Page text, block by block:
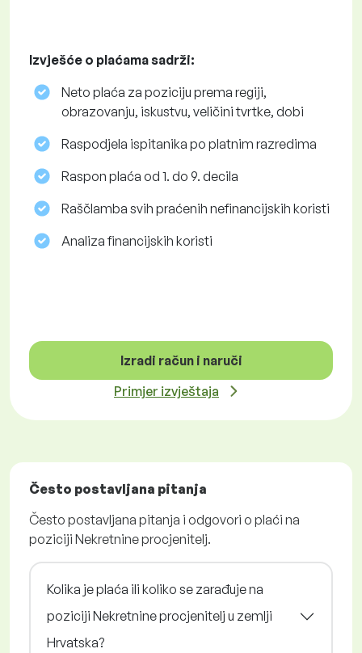
Izvješće o plaćama sadrži:
Neto plaća za poziciju prema regiji,
obrazovanju, iskustvu, veličini tvrtke, dobi
Raspodjela ispitanika po platnim razredima
Raspon plaća od 1. do 9. decila
Raščlamba svih praćenih nefinancijskih koristi
Analiza financijskih koristi
Izradi račun i naruči
Primjer izvještaja
Često postavljana pitanja
Često postavljana pitanja i odgovori o plaći na
poziciji Nekretnine procjenitelj.
Kolika je plaća ili koliko se zarađuje na
poziciji Nekretnine procjenitelj u zemlji
Hrvatska?